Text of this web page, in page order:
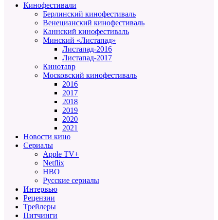
Кинофестивали
Берлинский кинофестиваль
Венецианский кинофестиваль
Каннский кинофестиваль
Минский «Листапад»
Листапад-2016
Листапад-2017
Кинотавр
Московский кинофестиваль
2016
2017
2018
2019
2020
2021
Новости кино
Сериалы
Apple TV+
Netflix
HBO
Русские сериалы
Интервью
Рецензии
Трейлеры
Питчинги